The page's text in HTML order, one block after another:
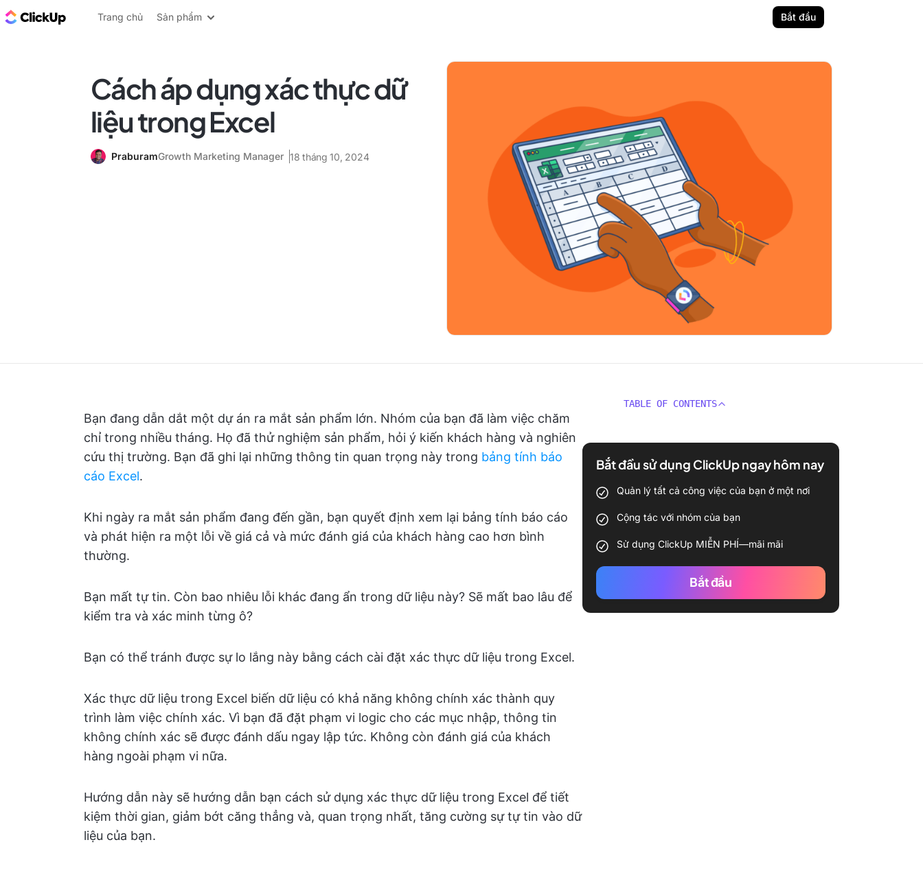
ClickUp Blog
Trang chủ Sản phẩm Bắt đầu
Cách áp dụng xác thực dữ
liệu trong Excel
PraburamGrowth Marketing Manager 18 tháng 10, 2024
Bạn đang dẫn dắt một dự án ra mắt sản phẩm lớn. Nhóm của bạn đã làm việc chăm
chỉ trong nhiều tháng. Họ đã thử nghiệm sản phẩm, hỏi ý kiến khách hàng và nghiên
cứu thị trường. Bạn đã ghi lại những thông tin quan trọng này trong bảng tính báo
cáo Excel.
Khi ngày ra mắt sản phẩm đang đến gần, bạn quyết định xem lại bảng tính báo cáo
và phát hiện ra một lỗi về giá cả và mức đánh giá của khách hàng cao hơn bình
thường.
Bạn mất tự tin. Còn bao nhiêu lỗi khác đang ẩn trong dữ liệu này? Sẽ mất bao lâu để
kiểm tra và xác minh từng ô?
Bạn có thể tránh được sự lo lắng này bằng cách cài đặt xác thực dữ liệu trong Excel.
Xác thực dữ liệu trong Excel biến dữ liệu có khả năng không chính xác thành quy
trình làm việc chính xác. Vì bạn đã đặt phạm vi logic cho các mục nhập, thông tin
không chính xác sẽ được đánh dấu ngay lập tức. Không còn đánh giá của khách
hàng ngoài phạm vi nữa.
Hướng dẫn này sẽ hướng dẫn bạn cách sử dụng xác thực dữ liệu trong Excel để tiết
kiệm thời gian, giảm bớt căng thẳng và, quan trọng nhất, tăng cường sự tự tin vào dữ
liệu của bạn.
TABLE OF CONTENTS
Bắt đầu sử dụng ClickUp ngay hôm nay
Quản lý tất cả công việc của bạn ở một nơi
Cộng tác với nhóm của bạn
Sử dụng ClickUp MIỄN PHÍ—mãi mãi
Bắt đầu